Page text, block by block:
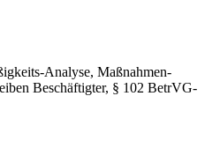
Analyse, Maßnahmen-
Beschäftigter, § 102 BetrVG-